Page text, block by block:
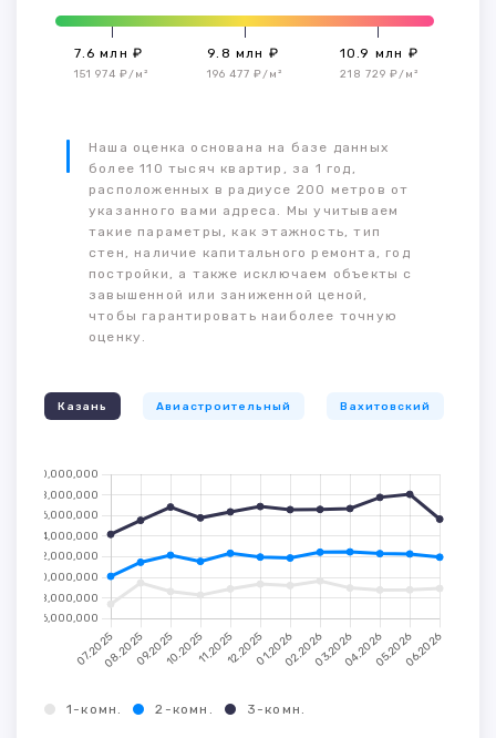
7.6 млн ₽
151 974 ₽/м²
9.8 млн ₽
196 477 ₽/м²
10.9 млн ₽
218 729 ₽/м²
Наша оценка основана на базе данных
более 110 тысяч квартир, за 1 год,
расположенных в радиусе 200 метров от
указанного вами адреса. Мы учитываем
такие параметры, как этажность, тип
стен, наличие капитального ремонта, год
постройки, а также исключаем объекты с
завышенной или заниженной ценой,
чтобы гарантировать наиболее точную
оценку.
Казань Авиастроительный Вахитовский
1-комн. 2-комн. 3-комн.